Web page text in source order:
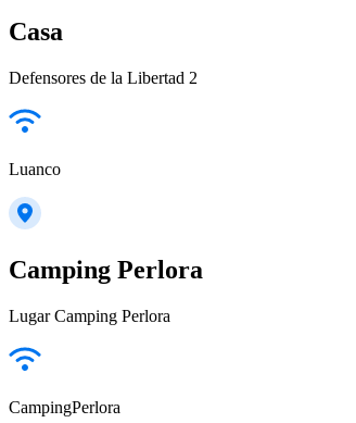
Casa
Defensores de la Libertad 2
Luanco
Camping Perlora
Lugar Camping Perlora
CampingPerlora